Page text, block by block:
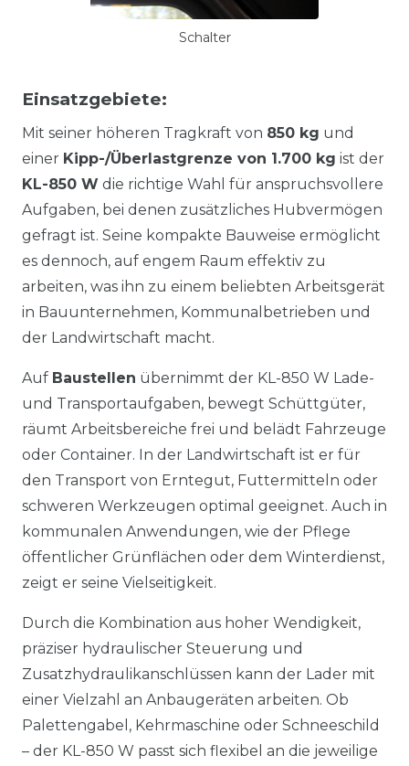
Schalter
Einsatzgebiete:
Mit seiner höheren Tragkraft von 850 kg und
einer Kipp-/Überlastgrenze von 1.700 kg ist der
KL-850 W die richtige Wahl für anspruchsvollere
Aufgaben, bei denen zusätzliches Hubvermögen
gefragt ist. Seine kompakte Bauweise ermöglicht
es dennoch, auf engem Raum effektiv zu
arbeiten, was ihn zu einem beliebten Arbeitsgerät
in Bauunternehmen, Kommunalbetrieben und
der Landwirtschaft macht.
Auf Baustellen übernimmt der KL-850 W Lade-
und Transportaufgaben, bewegt Schüttgüter,
räumt Arbeitsbereiche frei und belädt Fahrzeuge
oder Container. In der Landwirtschaft ist er für
den Transport von Erntegut, Futtermitteln oder
schweren Werkzeugen optimal geeignet. Auch in
kommunalen Anwendungen, wie der Pflege
öffentlicher Grünflächen oder dem Winterdienst,
zeigt er seine Vielseitigkeit.
Durch die Kombination aus hoher Wendigkeit,
präziser hydraulischer Steuerung und
Zusatzhydraulikanschlüssen kann der Lader mit
einer Vielzahl an Anbaugeräten arbeiten. Ob
Palettengabel, Kehrmaschine oder Schneeschild
– der KL-850 W passt sich flexibel an die jeweilige